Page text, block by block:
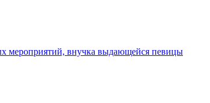
мероприятий, внучка выдающейся певицы